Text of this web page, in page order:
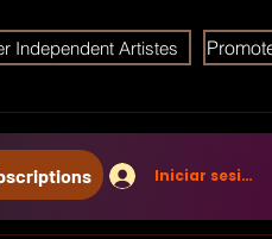
Independent Artistes
Iniciar sesión